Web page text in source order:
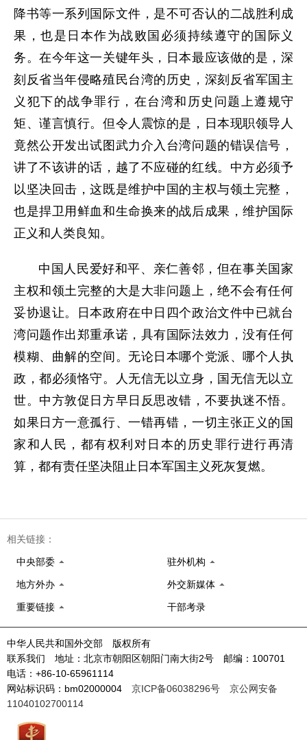
降书等一系列国际文件，是不可否认的二战胜利成
果，也是日本作为战败国必须持续遵守的国际义
务。在今年这一关键年头，日本最应该做的是，深
刻反省当年侵略殖民台湾的历史，深刻反省军国主
义犯下的战争罪行，在台湾和历史问题上遵规守
矩、谨言慎行。但令人震惊的是，日本现职领导人
竟然公开发出试图武力介入台湾问题的错误信号，
讲了不该讲的话，越了不应碰的红线。中方必须予
以坚决回击，这既是维护中国的主权与领土完整，
也是捍卫用鲜血和生命换来的战后成果，维护国际
正义和人类良知。
中国人民爱好和平、亲仁善邻，但在事关国家
主权和领土完整的大是大非问题上，绝不会有任何
妥协退让。日本政府在中日四个政治文件中已就台
湾问题作出郑重承诺，具有国际法效力，没有任何
模糊、曲解的空间。无论日本哪个党派、哪个人执
政，都必须恪守。人无信无以立身，国无信无以立
世。中方敦促日方早日反思改错，不要执迷不悟。
如果日方一意孤行、一错再错，一切主张正义的国
家和人民，都有权利对日本的历史罪行进行再清
算，都有责任坚决阻止日本军国主义死灰复燃。
相关链接：
中央部委 驻外机构
地方外办 外交新媒体
重要链接 干部考录
中华人民共和国外交部 版权所有
联系我们 地址：北京市朝阳区朝阳门南大街2号 邮编：100701
电话：+86-10-65961114
网站标识码：bm02000004 京ICP备06038296号
京公网安备
11040102700114